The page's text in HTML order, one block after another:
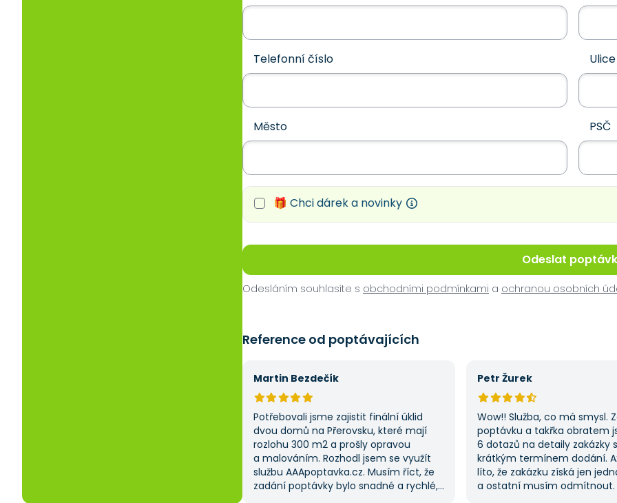
Telefonní číslo Ulice
Město PSČ
🎁 Chci dárek a novinky
Odeslat
Odesláním souhlasíte s obchodními podmínkami a ochranou osobních
Reference od poptávajících
Martin Bezdečík
Potřebovali jsme zajistit finální úklid
dvou domů na Přerovsku, které mají
rozlohu 300 m2 a prošly opravou
a malováním. Rozhodl jsem se využít
službu AAApoptavka.cz. Musím říct, že
zadání poptávky bylo snadné a rychlé,
Petr Žurek
Wow!! Služba, co má smysl.
poptávku a takřka obratem
6 dotazů na detaily zakázky
krátkým termínem dodání.
líto, že zakázku získá jen
a ostatní musím odmítnout.